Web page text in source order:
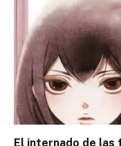
El internado de las